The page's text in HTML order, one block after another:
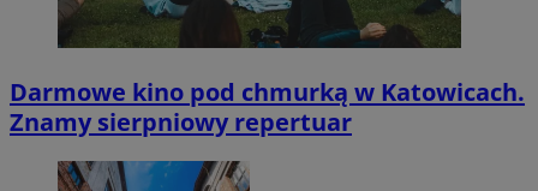
Darmowe kino pod chmurką w Katowicach.
Znamy sierpniowy repertuar